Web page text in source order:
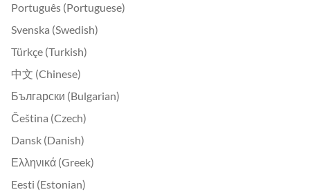
Português (Portuguese)
Svenska (Swedish)
Türkçe (Turkish)
中文 (Chinese)
Български (Bulgarian)
Čeština (Czech)
Dansk (Danish)
Ελληνικά (Greek)
Eesti (Estonian)